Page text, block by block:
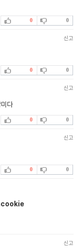
0 0
신고
0 0
신고
다
0 0
신고
0 0
신고